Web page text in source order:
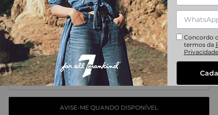
Concordo
termos da
Privacidade